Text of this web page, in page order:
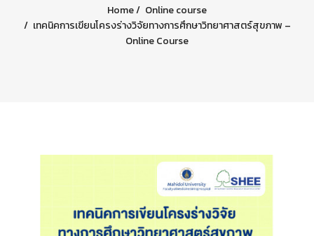
Home
Online course
เทคนิคการเขียนโครงร่างวิจัยทางการศึกษาวิทยาศาสตร์สุขภาพ –
Online Course